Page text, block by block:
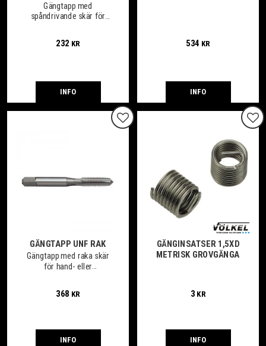
Gängtapp med
spåndrivande skär för
232 KR
INFO
534 KR
INFO
GÄNGTAPP UNF RAK
Gängtapp med raka skär
för hand- eller
bottenhål.
368 KR
Lägg till i favoriter
INFO
GÄNGINSATSER 1,5XD
METRISK GROVGÄNGA
3 KR
INFO